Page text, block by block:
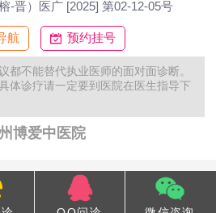
-晋）医广 [2025] 第02-12-05号
航 预约挂号
都不能替代执业医师的面对面诊断。
体诊疗请一定要到医院在医生指导下
博爱中医院